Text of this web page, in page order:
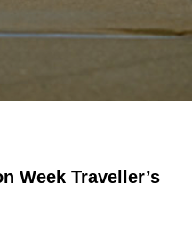
Week Traveller’s